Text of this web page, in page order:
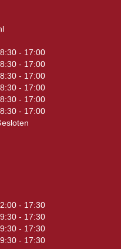
- 17:00
- 17:00
- 17:00
- 17:00
- 17:00
- 17:00
- 17:30
- 17:30
- 17:30
- 17:30